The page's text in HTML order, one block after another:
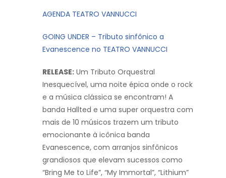
AGENDA TEATRO VANNUCCI
GOING UNDER – Tributo sinfônico a
Evanescence no TEATRO VANNUCCI
RELEASE: Um Tributo Orquestral
Inesquecível, uma noite épica onde o rock
e a música clássica se encontram! A
banda Hallted e uma super orquestra com
mais de 10 músicos trazem um tributo
emocionante à icônica banda
Evanescence, com arranjos sinfônicos
grandiosos que elevam sucessos como
“Bring Me to Life”, “My Immortal”, “Lithium”